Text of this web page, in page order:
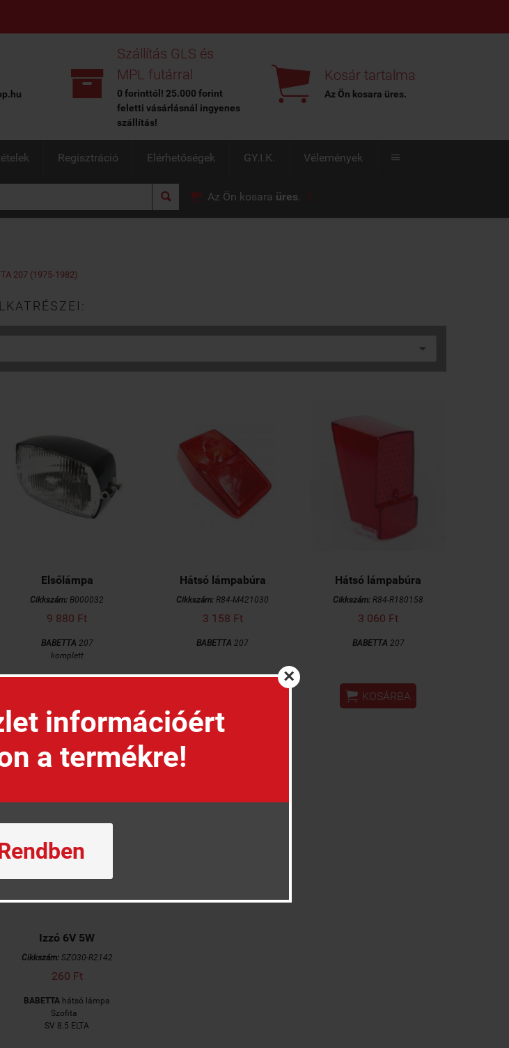
információért
a termékre!
×

Szállítás GLS és
MPL futárral
0 forinttól! 25.000 forint
feletti vásárlásnál ingyenes
szállítás!
 Kosár tartalma
Az Ön kosara üres.
Regisztráció Elérhetőségek GY.I.K. Vélemények 
  Az Ön kosara üres. 
207 (1975-1982)
Elsőlámpa
Cikkszám: B000032
9 880 Ft
BABETTA 207
komplett
Hátsó lámpabúra
Cikkszám: R84-M421030
3 158 Ft
BABETTA207
Hátsó lámpabúra
Cikkszám: R84-R180158
3 060 Ft
BABETTA 207
 KOSÁRBA
Izzó 6V 5W
Cikkszám:SZO30-R2142
260 Ft
BABETTA hátsó lámpa
Szofita
SV 8.5 ELTA